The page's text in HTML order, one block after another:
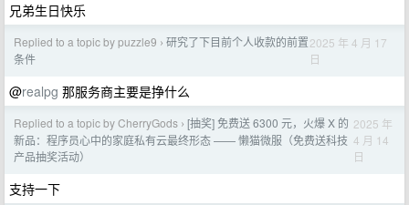
兄弟生日快乐
Replied to a topic by puzzle9 › 研究了下目前个人收款的前置
条件
2025 年 4 月 17
日
@realpg 那服务商主要是挣什么
Replied to a topic by CherryGods › [抽奖] 免费送 6300 元，火爆 X 的
新品：程序员心中的家庭私有云最终形态 —— 懒猫微服（免费送科技
产品抽奖活动）
2025 年
4 月 14
日
支持一下